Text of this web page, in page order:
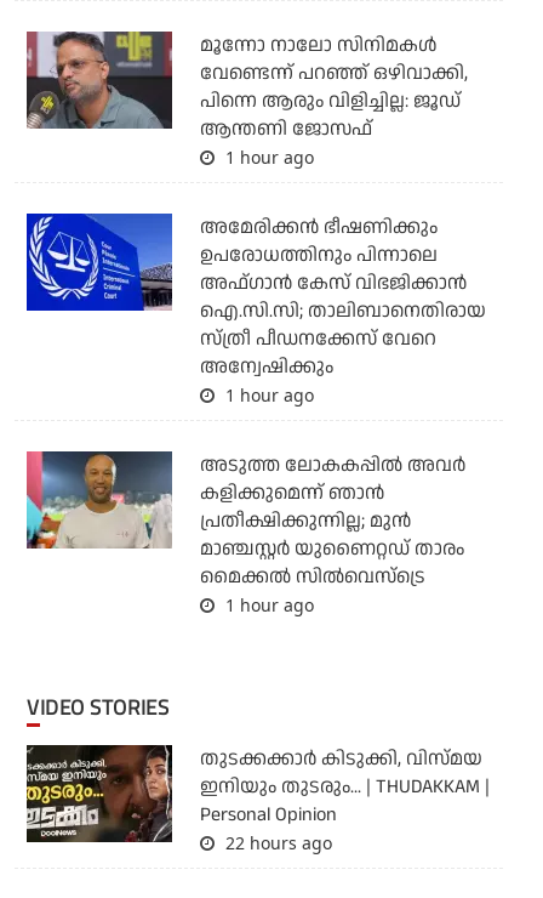
മൂന്നോ നാലോ സിനിമകൾ
വേണ്ടെന്ന് പറഞ്ഞ് ഒഴിവാക്കി,
പിന്നെ ആരും വിളിച്ചില്ല: ജൂഡ്
ആന്തണി ജോസഫ്
1 hour ago
അമേരിക്കന്‍ ഭീഷണിക്കും
ഉപരോധത്തിനും പിന്നാലെ
അഫ്ഗാന്‍ കേസ് വിഭജിക്കാന്‍
ഐ.സി.സി; താലിബാനെതിരായ
സ്ത്രീ പീഡനക്കേസ് വേറെ
അന്വേഷിക്കും
1 hour ago
അടുത്ത ലോകകപ്പില്‍ അവര്‍
കളിക്കുമെന്ന് ഞാന്‍
പ്രതീക്ഷിക്കുന്നില്ല; മുന്‍
മാഞ്ചസ്റ്റര്‍ യുണൈറ്റഡ് താരം
മൈക്കൽ സില്‍വെസ്‌ട്രെ
1 hour ago
VIDEO STORIES
തുടക്കക്കാര്‍ കിടുക്കി, വിസ്മയ
ഇനിയും തുടരും... | THUDAKKAM |
Personal Opinion
22 hours ago